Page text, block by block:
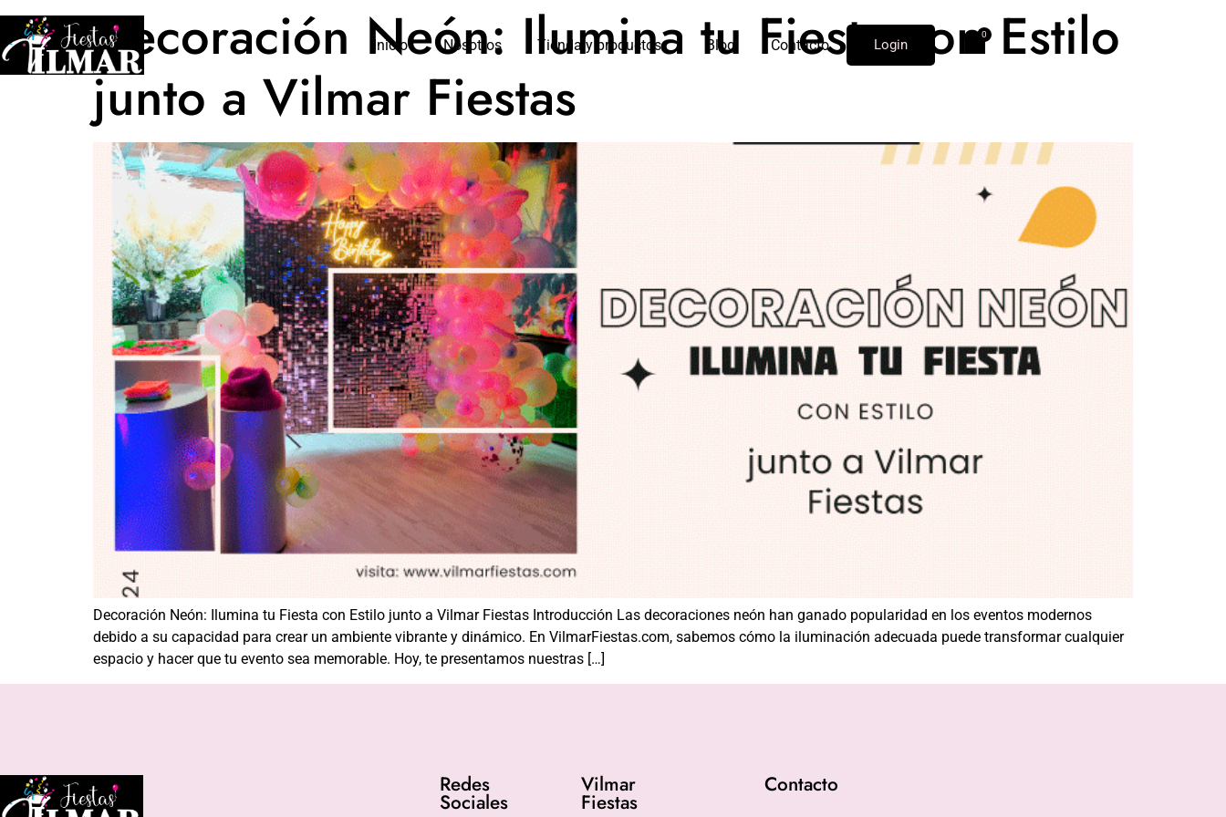
Inicio Nosotros Tienda y productos Blog Contacto Login
Decoración Neón: Ilumina tu Fiesta con Estilo
junto a Vilmar Fiestas
Decoración Neón: Ilumina tu Fiesta con Estilo junto a Vilmar Fiestas Introducción Las decoraciones neón han ganado popularidad en los eventos modernos
debido a su capacidad para crear un ambiente vibrante y dinámico. En VilmarFiestas.com, sabemos cómo la iluminación adecuada puede transformar cualquier
espacio y hacer que tu evento sea memorable. Hoy, te presentamos nuestras […]
Redes
Sociales
Vilmar
Fiestas
Contacto